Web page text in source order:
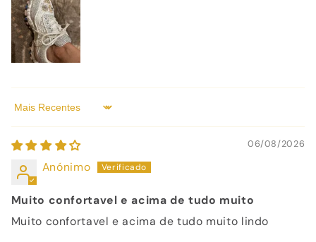
Sort by
06/08/2026
Anónimo
Muito confortavel e acima de tudo muito
Muito confortavel e acima de tudo muito lindo